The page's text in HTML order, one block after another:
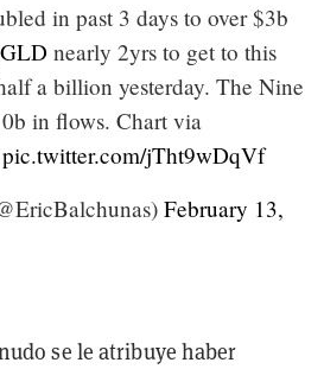
in past 3 days to over $3b
nearly 2yrs to get to this
a billion yesterday. The Nine
in flows. Chart via
pic.twitter.com/jTht9wDqVf
February 13,
se le atribuye haber